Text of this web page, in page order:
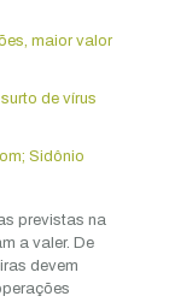
maior valor
de vírus
Sidônio
previstas na
a valer. De
devem